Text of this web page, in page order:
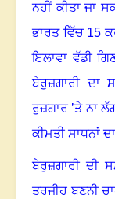
ਨਹੀਂ ਕੀਤਾ ਜਾ
ਭਾਰਤ ਵਿੱਚ 15
ਇਲਾਵਾ ਵੱਡੀ
ਬੇਰੁਜ਼ਗਾਰੀ ਦਾ
ਰੁਜ਼ਗਾਰ ’ਤੇ ਨਾ
ਕੀਮਤੀ ਸਾਧਨਾਂ
ਬੇਰੁਜ਼ਗਾਰੀ ਦੀ
ਤਰਜੀਹ ਬਣਨੀ